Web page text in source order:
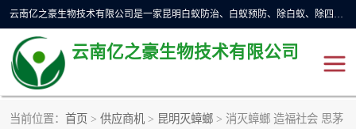
云南亿之豪生物技术有限公司是一家昆明白蚁防治、白蚁预防、除白蚁、除四害、灭蟑螂、消毒等业务的公司，公司致力于诚信经营、科技良好、讲究信誉、造福社会的理念，坚持走技术化、服务统一化,竭诚以优良的施工质量、主动的跟进服务、的管理经验，以诚信取于社会，立足于社会。
云南亿之豪生物技术有限公司
当前位置： 首页 > 供应商机 > 昆明灭蟑螂 > 消灭蟑螂 造福社会 思茅